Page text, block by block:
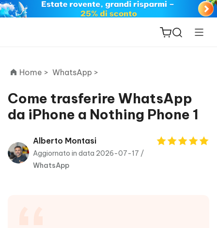
ReiBoot
PDNob
PDF
Home > WhatsApp >
Come trasferire WhatsApp
da iPhone a Nothing Phone 1
Alberto Montasi
Aggiornato in data 2026-07-17 /
WhatsApp